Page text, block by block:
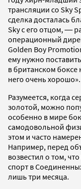
трансляции со Sky
сделка досталась
Sky с его отцом, ―
операционный
Golden Boy
ему нужно
в британском
него очень хорошо».
Разумеется, когда
золотой, можно
особенно в мире
самодовольной
этом и часто
Например, перед
возвестил о том,
спорт в
лишь три месяца.